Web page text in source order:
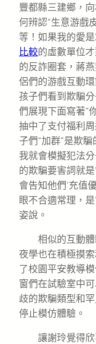
豐都縣三建鄉，
何辨認“生意游戲
等！如果我的愛
比較的虛數單位
的反詐圈套，蔣
侶們的游戲互動
孩子們看到欺騙
們展現下面寫著“
抽中了支付福利
子們“加群”是欺
我就會模擬犯法
的欺騙要害詞就
會告知他們‘充值
眼不合適常理，
姿說。
相似的互動
夜學也在積極摸
了校園平安教導
窗們在試驗室中
歧的欺騙類型和
停止模仿體驗。
讓謝玲覺得